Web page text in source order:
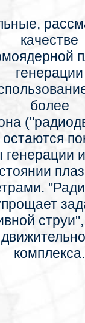
качестве
генерации
более
остаются
комплекса.